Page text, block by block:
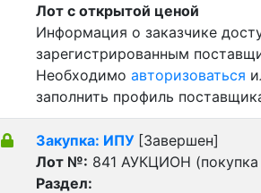
Лот с открытой ценой
Информация о заказчике
зарегистрированным
Необходимо авторизоваться
заполнить профиль
Закупка: ИПУ [Завершен]
Лот №: 841 АУКЦИОН (покупка
Раздел: